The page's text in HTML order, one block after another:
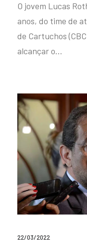
O jovem Lucas
anos, do time de
de Cartuchos
alcançar o…
22/03/2022